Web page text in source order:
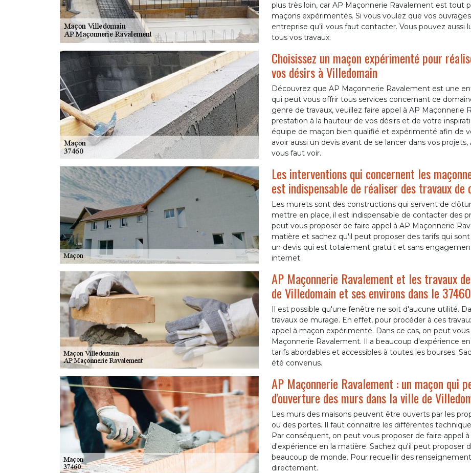
plus très loin, car AP Maçonnerie Ravalement est tout
maçons expérimentés. Si vous voulez que vos
entreprise qu’il vous faut contacter. Vous pouvez
tous vos travaux.
Choisissez un maçon expérimenté pour
vos désirs à Villedomain
Découvrez que AP Maçonnerie Ravalement est une
qui peut vous offrir tous services concernant ce
genre de travaux, veuillez faire appel à AP Maçonnerie
prestation à la hauteur de vos désirs et de votre
équipe de maçon bien qualifié et expérimenté afin de
avoir aussi un devis avant de se lancer dans vos
vous faut voir.
Les interventions qui concernent les
est indispensable de réaliser des travaux
Les murets sont des constructions qui servent de
mettre en place, il est indispensable de contacter des
peut vous proposer de faire appel à AP Maçonnerie
matière et sachez qu'il peut proposer des tarifs qui
un devis qui est totalement gratuit et sans
internet.
AP Maçonnerie Ravalement et les travaux
de Villedomain et ses environs dans le 37460
Il est possible qu'une fenêtre ne soit d'aucune utilité.
travaux de murage. En effet, pour procéder à ces
appel à maçon expérimenté. Dans ce cas, on peut
Maçonnerie Ravalement. Il a beaucoup d'expérience
tarifs abordables et accessibles à toutes les bourses.
été convenus.
AP Maçonnerie Ravalement : un maçon qui
d'ouverture des murs dans la ville de
Les murs des maisons peuvent être ouverts par les
ou des portes. Il faut connaître les différentes
Par conséquent, on peut vous proposer de faire appel
d'expérience en la matière. Sachez qu'il peut proposer
beaucoup de monde. Pour recueillir des
directement.